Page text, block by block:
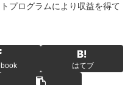
プログラムにより収益を得て
はてブ